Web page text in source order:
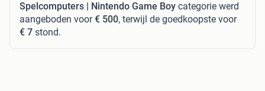
Spelcomputers | Nintendo Game Boy categorie werd
aangeboden voor€ 500, terwijl de goedkoopste voor
€ 7 stond.